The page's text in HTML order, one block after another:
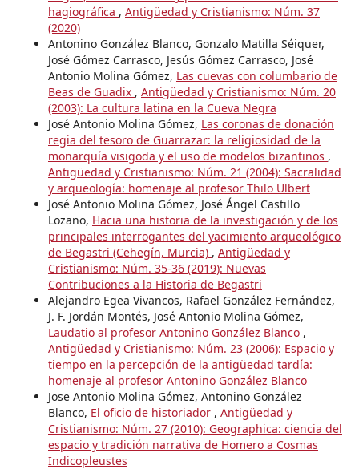
hagiográfica , Antigüedad y Cristianismo: Núm. 37
(2020)
Antonino González Blanco, Gonzalo Matilla Séiquer,
José Gómez Carrasco, Jesús Gómez Carrasco, José
Antonio Molina Gómez, Las cuevas con columbario de
Beas de Guadix , Antigüedad y Cristianismo: Núm. 20
(2003): La cultura latina en la Cueva Negra
José Antonio Molina Gómez, Las coronas de donación
regia del tesoro de Guarrazar: la religiosidad de la
monarquía visigoda y el uso de modelos bizantinos ,
Antigüedad y Cristianismo: Núm. 21 (2004): Sacralidad
y arqueología: homenaje al profesor Thilo Ulbert
José Antonio Molina Gómez, José Ángel Castillo
Lozano, Hacia una historia de la investigación y de los
principales interrogantes del yacimiento arqueológico
de Begastri (Cehegín, Murcia) , Antigüedad y
Cristianismo: Núm. 35-36 (2019): Nuevas
Contribuciones a la Historia de Begastri
Alejandro Egea Vivancos, Rafael González Fernández,
J. F. Jordán Montés, José Antonio Molina Gómez,
Laudatio al profesor Antonino González Blanco ,
Antigüedad y Cristianismo: Núm. 23 (2006): Espacio y
tiempo en la percepción de la antigüedad tardía:
homenaje al profesor Antonino González Blanco
Jose Antonio Molina Gómez, Antonino González
Blanco, El oficio de historiador , Antigüedad y
Cristianismo: Núm. 27 (2010): Geographica: ciencia del
espacio y tradición narrativa de Homero a Cosmas
Indicopleustes